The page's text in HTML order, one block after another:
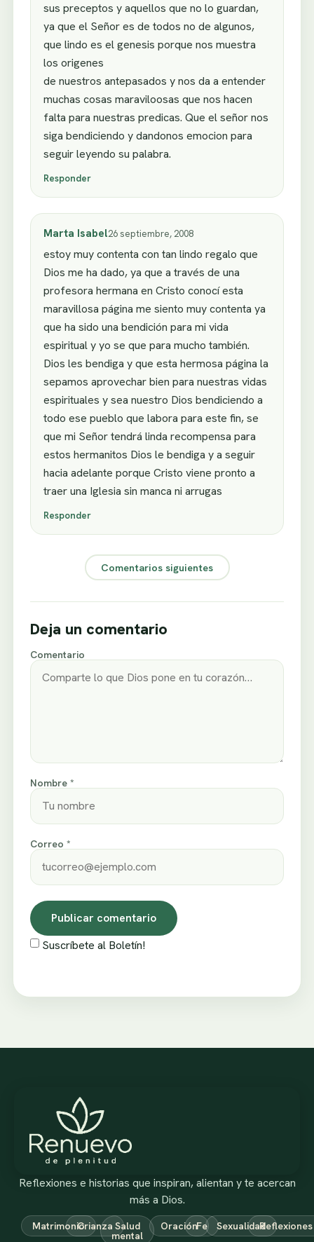
sus preceptos y aquellos que no lo guardan,
ya que el Señor es de todos no de algunos,
que lindo es el genesis porque nos muestra
los origenes
de nuestros antepasados y nos da a entender
muchas cosas maraviloosas que nos hacen
falta para nuestras predicas. Que el señor nos
siga bendiciendo y dandonos emocion para
seguir leyendo su palabra.
Responder
Marta Isabel26 septiembre, 2008
estoy muy contenta con tan lindo regalo que
Dios me ha dado, ya que a través de una
profesora hermana en Cristo conocí esta
maravillosa página me siento muy contenta ya
que ha sido una bendición para mi vida
espiritual y yo se que para mucho también.
Dios les bendiga y que esta hermosa página la
sepamos aprovechar bien para nuestras vidas
espirituales y sea nuestro Dios bendiciendo a
todo ese pueblo que labora para este fin, se
que mi Señor tendrá linda recompensa para
estos hermanitos Dios le bendiga y a seguir
hacia adelante porque Cristo viene pronto a
traer una Iglesia sin manca ni arrugas
Responder
Comentarios siguientes
Deja un comentario
Comentario
Nombre *
Correo *
Suscríbete al Boletín!
Reflexiones e historias que inspiran, alientan y te acercan
más a Dios.
MatrimonioCrianza Salud
mental
OraciónFe SexualidadReflexiones